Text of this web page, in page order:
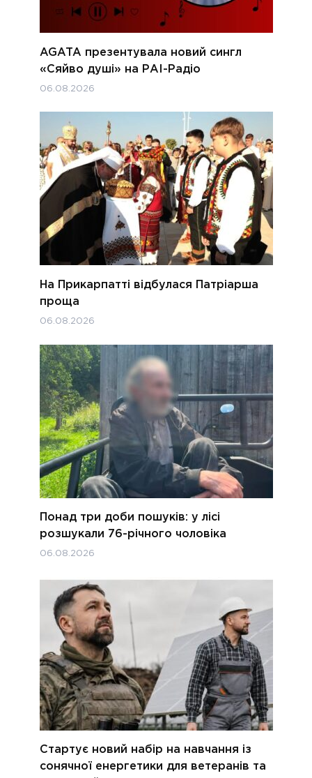
AGATA презентувала новий сингл
«Сяйво душі» на РАІ-Радіо
06.08.2026
На Прикарпатті відбулася Патріарша
проща
06.08.2026
Понад три доби пошуків: у лісі
розшукали 76-річного чоловіка
06.08.2026
Стартує новий набір на навчання із
сонячної енергетики для ветеранів та